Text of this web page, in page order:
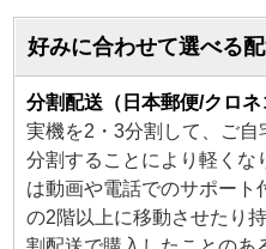
好みに合わせて選べる
分割配送（日本郵便/クロネ
実機を2・3分割して、ご自
分割することにより軽くな
は動画や電話でのサポート
の2階以上に移動させたり